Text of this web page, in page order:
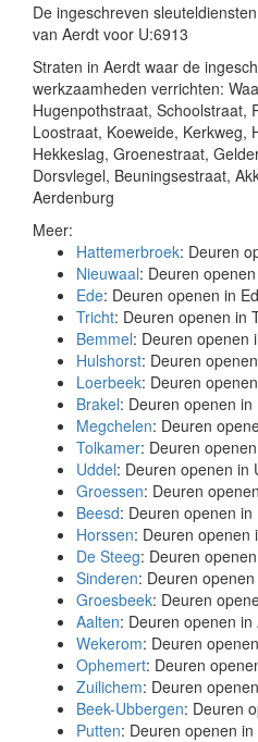
De ingeschreven
van Aerdt voor U:6913
Straten in Aerdt waar de
werkzaamheden verrichten:
Hugenpothstraat, Schoolstraat,
Loostraat, Koeweide, Kerkweg,
Hekkeslag, Groenestraat,
Dorsvlegel, Beuningsestraat,
Aerdenburg
Meer:
Hattemerbroek: Deuren
Nieuwaal: Deuren
Ede: Deuren openen in
Tricht: Deuren openen in
Bemmel: Deuren openen
Hulshorst: Deuren
Loerbeek: Deuren
Brakel: Deuren openen in
Megchelen: Deuren
Tolkamer: Deuren
Uddel: Deuren openen in
Groessen: Deuren
Beesd: Deuren openen in
Horssen: Deuren openen
De Steeg: Deuren
Sinderen: Deuren
Groesbeek: Deuren
Aalten: Deuren openen in
Wekerom: Deuren
Ophemert: Deuren
Zuilichem: Deuren
Beek-Ubbergen: Deuren
Putten: Deuren openen in